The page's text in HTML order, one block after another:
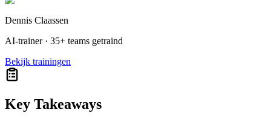
Dennis Claassen
AI-trainer · 35+ teams getraind
Bekijk trainingen
Key Takeaways